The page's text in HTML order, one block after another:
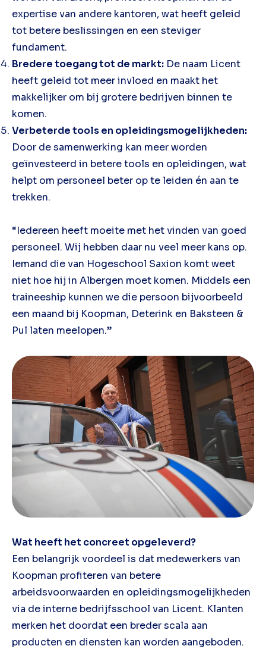
expertise van andere kantoren, wat heeft geleid
tot betere beslissingen en een steviger
fundament.
Bredere toegang tot de markt: De naam Licent
heeft geleid tot meer invloed en maakt het
makkelijker om bij grotere bedrijven binnen te
komen.
Verbeterde tools en opleidingsmogelijkheden:
Door de samenwerking kan meer worden
geïnvesteerd in betere tools en opleidingen, wat
helpt om personeel beter op te leiden én aan te
trekken.
“Iedereen heeft moeite met het vinden van goed
personeel. Wij hebben daar nu veel meer kans op.
Iemand die van Hogeschool Saxion komt weet
niet hoe hij in Albergen moet komen. Middels een
traineeship kunnen we die persoon bijvoorbeeld
een maand bij Koopman, Deterink en Baksteen &
Pul laten meelopen.”
Wat heeft het concreet opgeleverd?
Een belangrijk voordeel is dat medewerkers van
Koopman profiteren van betere
arbeidsvoorwaarden en opleidingsmogelijkheden
via de interne bedrijfsschool van Licent. Klanten
merken het doordat een breder scala aan
producten en diensten kan worden aangeboden.